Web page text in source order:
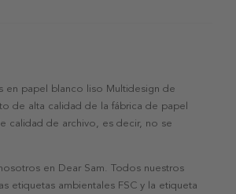
en papel blanco liso Multidesign de
de alta calidad de la fábrica de papel
calidad de archivo, es decir, no se
en Dear Sam. Todos nuestros
etiquetas ambientales FSC y la etiqueta